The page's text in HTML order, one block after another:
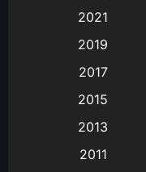
Animation อนิเมะ
Animation แอนิเมชัน
(9)
2021
2019
2017
2015
2013
2011